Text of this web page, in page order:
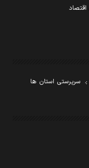
سرپرستی استان ها